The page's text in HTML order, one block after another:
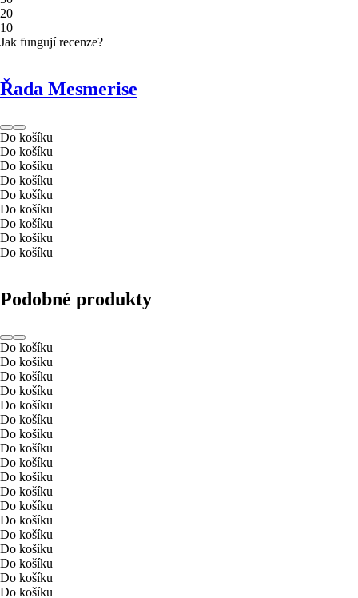
20
10
Jak fungují recenze?
Řada Mesmerise
Do košíku
Do košíku
Do košíku
Do košíku
Do košíku
Do košíku
Do košíku
Do košíku
Do košíku
Podobné produkty
Do košíku
Do košíku
Do košíku
Do košíku
Do košíku
Do košíku
Do košíku
Do košíku
Do košíku
Do košíku
Do košíku
Do košíku
Do košíku
Do košíku
Do košíku
Do košíku
Do košíku
Do košíku